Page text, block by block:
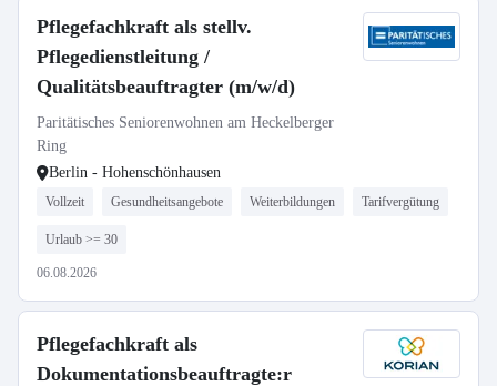
Pflegefachkraft als stellv.
Pflegedienstleitung /
Qualitätsbeauftragter (m/w/d)
Paritätisches Seniorenwohnen am Heckelberger
Ring
Berlin - Hohenschönhausen
Vollzeit Gesundheitsangebote Weiterbildungen Tarifvergütung
Urlaub >= 30
06.08.2026
Pflegefachkraft als
Dokumentationsbeauftragte:r